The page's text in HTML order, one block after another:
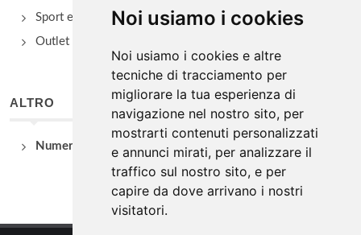
Noi usiamo i cookies
Noi usiamo i cookies e altre
tecniche di tracciamento per
migliorare la tua esperienza di
navigazione nel nostro sito, per
mostrarti contenuti personalizzati
e annunci mirati, per analizzare il
traffico sul nostro sito, e per
capire da dove arrivano i nostri
visitatori.
Sport e Benessere
Outlet e spacci aziendali
ALTRO
Numeri Utili